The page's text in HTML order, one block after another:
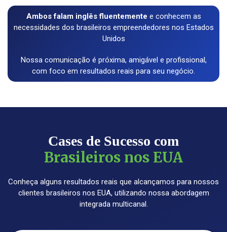
Ambos falam inglês fluentemente e conhecem as
necessidades dos brasileiros empreendedores nos Estados
Unidos
Nossa comunicação é próxima, amigável e profissional,
com foco em resultados reais para seu negócio.
Cases de Sucesso com
Brasileiros nos EUA
Conheça alguns resultados reais que alcançamos para nossos
clientes brasileiros nos EUA, utilizando nossa abordagem
integrada multicanal.